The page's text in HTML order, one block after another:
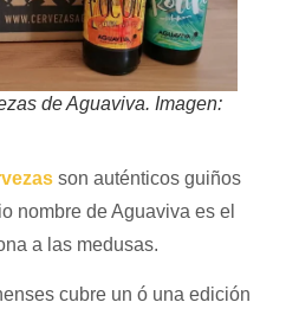
de Aguaviva. Imagen:
son auténticos guiños
nombre de Aguaviva es el
a las medusas.
cubre un ó una edición